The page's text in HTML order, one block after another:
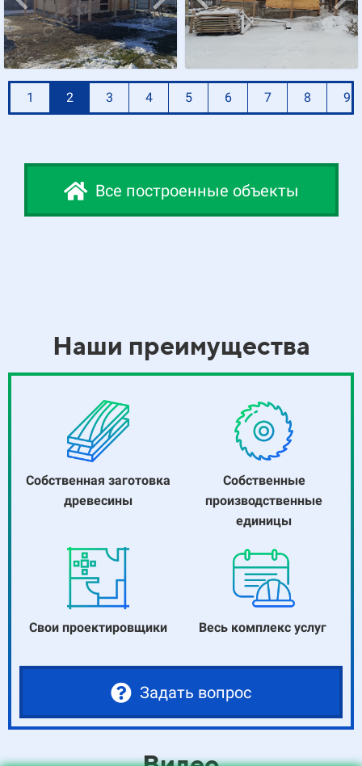
1 2 3 4 5 6 7 8 9
Все построенные объекты
Наши преимущества
Собственная заготовка
древесины
Собственные
производственные
единицы
Свои проектировщики Весь комплекс услуг
Задать вопрос